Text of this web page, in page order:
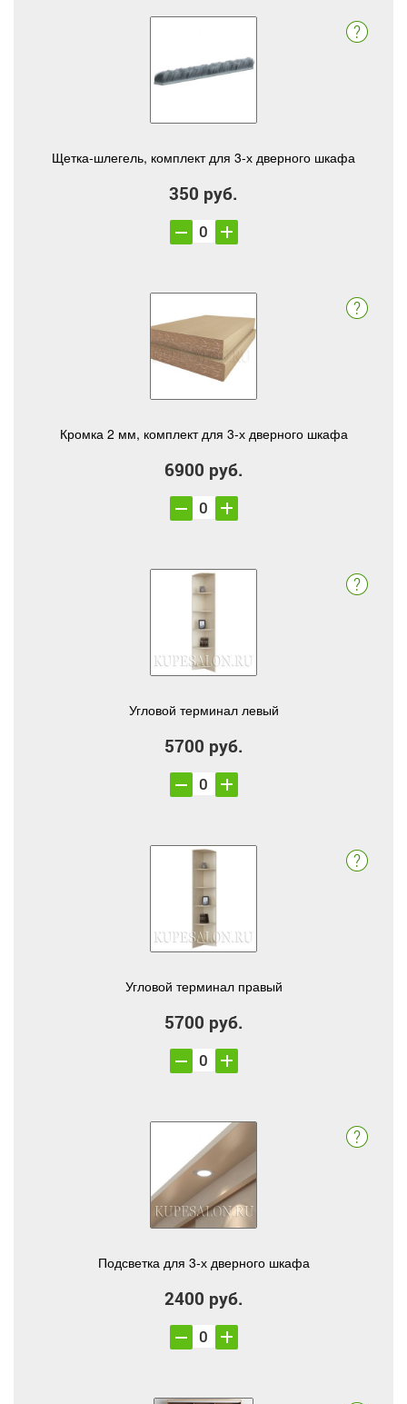
Щетка-шлегель, комплект для 3-х дверного шкафа
350 руб.
Кромка 2 мм, комплект для 3-х дверного шкафа
6900 руб.
Угловой терминал левый
5700 руб.
Угловой терминал правый
5700 руб.
Подсветка для 3-х дверного шкафа
2400 руб.